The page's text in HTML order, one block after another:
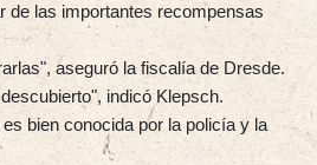
de las importantes recompensas
aseguró la fiscalía de Dresde.
indicó Klepsch.
bien conocida por la policía y la